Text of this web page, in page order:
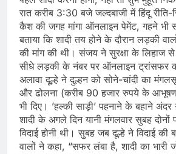
रात करीब 3:30 बजे जल्दबाजी में हिंदू रीति-
कैश की जगह मांगा ऑनलाइन पेमेंट, गहने भी
बताया कि ​शादी तय होने के दौरान लड़की
की मांग की थी। संजय ने सुरक्षा के
सीधे लड़की के नंबर पर ऑनलाइन ट्रांसफर
अलावा दूल्हे ने दुल्हन को सोने-चांदी का
और ढोलना (करीब 90 हजार रुपये के
भी दिए। ​’हल्की साड़ी’ पहनाने के बहाने
शादी के अगले दिन यानी मंगलवार सुबह दोनों
विदाई होनी थी। सुबह जब दूल्हे ने विदाई की
वालों ने कहा, “सफर लंबा है, शादी का भारी